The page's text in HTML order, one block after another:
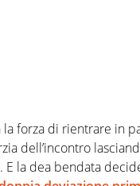
la forza di rientrare in
dell’incontro
la dea bendata